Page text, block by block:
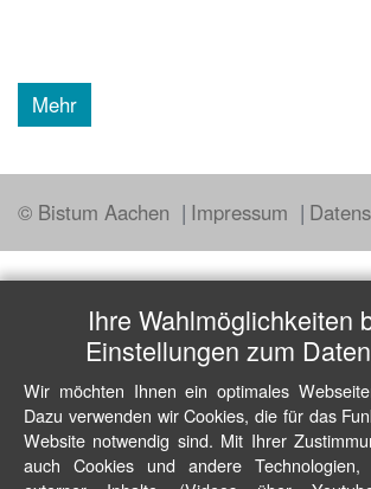
Mehr
© Bistum Aachen Impressum
Ihre Wahlmöglichkeiten
Einstellungen zum
Wir möchten Ihnen ein optimales
Dazu verwenden wir Cookies, die für das
Website notwendig sind. Mit Ihrer
auch Cookies und andere